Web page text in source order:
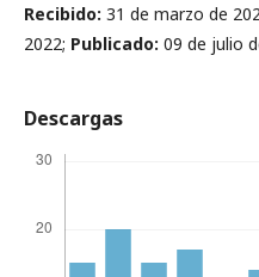
Recibido: 31 de marzo de
2022; Publicado: 09 de julio
Descargas